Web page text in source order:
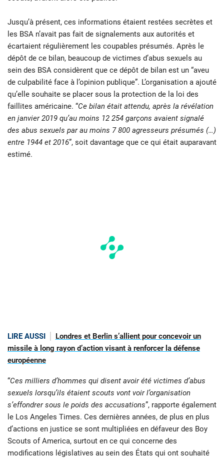
Jusqu’à présent, ces informations étaient restées secrètes et
les BSA n’avait pas fait de signalements aux autorités et
écartaient régulièrement les coupables présumés. Après le
dépôt de ce bilan, beaucoup de victimes d’abus sexuels au
sein des BSA considèrent que ce dépôt de bilan est un “aveu
de culpabilité face à l’opinion publique”. L’organisation a ajouté
qu’elle souhaite se placer sous la protection de la loi des
faillites américaine. “Ce bilan était attendu, après la révélation
en janvier 2019 qu’au moins 12 254 garçons avaient signalé
des abus sexuels par au moins 7 800 agresseurs présumés (…)
entre 1944 et 2016”, soit davantage que ce qui était auparavant
estimé.
LIRE AUSSI
Londres et Berlin s’allient pour concevoir un
missile à long rayon d’action visant à renforcer la défense
européenne
“Ces milliers d’hommes qui disent avoir été victimes d’abus
sexuels lorsqu’ils étaient scouts vont voir l’organisation
s’effondrer sous le poids des accusations”, rapporte également
le Los Angeles Times. Ces dernières années, de plus en plus
d’actions en justice se sont multipliées en défaveur des Boy
Scouts of America, surtout en ce qui concerne des
modifications législatives au sein des États qui ont souhaité